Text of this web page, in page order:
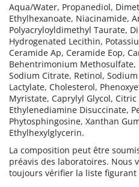
Aqua/Water, Propanediol,
Ethylhexanoate, Niacinamide,
Polyacryloyldimethyl Taurate,
Hydrogenated Lecithin,
Ceramide Ap, Ceramide Eop,
Behentrimonium
Sodium Citrate, Retinol,
Lactylate, Cholesterol,
Myristate, Caprylyl Glycol,
Ethylenediamine Disuccinate,
Phytosphingosine, Xanthan
Ethylhexylglycerin.
La composition peut être
préavis des laboratoires. Nous
toujours vérifier la liste